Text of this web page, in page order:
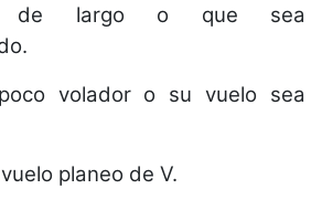
de largo o que sea
volador o su vuelo sea
planeo de V.